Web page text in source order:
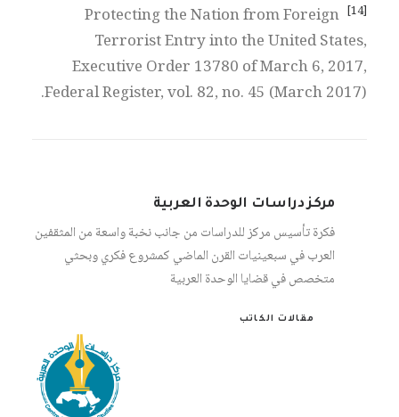
[14]
Protecting the Nation from Foreign
Terrorist Entry into the United States,
Executive Order 13780 of March 6, 2017,
Federal Register, vol. 82, no. 45 (March 2017).
مركز دراسات الوحدة العربية
فكرة تأسيس مركز للدراسات من جانب نخبة واسعة من المثقفين
العرب في سبعينيات القرن الماضي كمشروع فكري وبحثي
متخصص في قضايا الوحدة العربية
مقالات الكاتب